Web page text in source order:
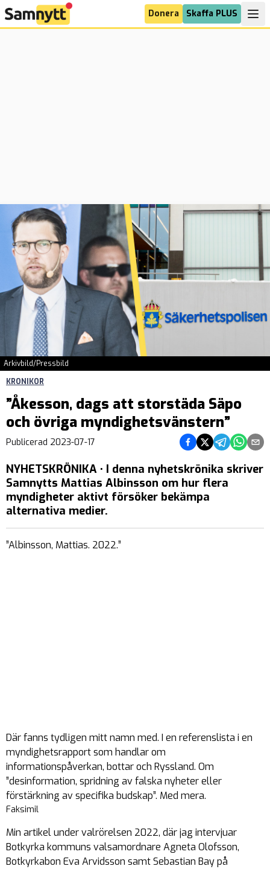
Donera Skaffa PLUS
Arkivbild/Pressbild
KRONIKOR
”Åkesson, dags att storstäda Säpo
och övriga myndighetsvänstern”
Publicerad 2023-07-17 Dela på Facebook
Dela på Twitter
Dela på
Dela
NYHETSKRÖNIKA • I denna nyhetskrönika skriver
Samnytts Mattias Albinsson om hur flera
myndigheter aktivt försöker bekämpa
alternativa medier.
”Albinsson, Mattias. 2022.”
Där fanns tydligen mitt namn med. I en referenslista i en
myndighetsrapport som handlar om
informationspåverkan, bottar och Ryssland. Om
”desinformation, spridning av falska nyheter eller
förstärkning av specifika budskap”. Med mera.
Faksimil
Min artikel under valrörelsen 2022, där jag intervjuar
Botkyrka kommuns valsamordnare Agneta Olofsson,
Botkyrkabon Eva Arvidsson samt Sebastian Bay på